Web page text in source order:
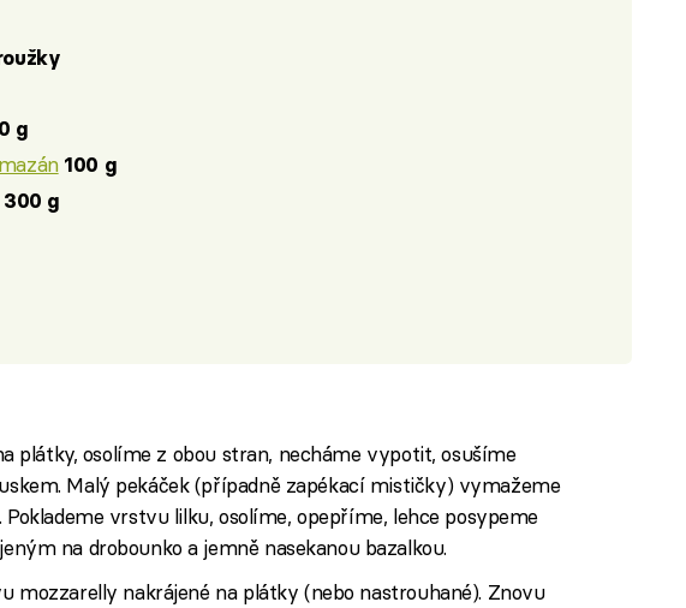
g
100 g
300 g
plátky, osolíme z obou stran, necháme vypotit, osušíme
Malý pekáček (případně zapékací mističky) vymažeme
vrstvu lilku, osolíme, opepříme, lehce posypeme
na drobounko a jemně nasekanou bazalkou.
mozzarelly nakrájené na plátky (nebo nastrouhané). Znovu